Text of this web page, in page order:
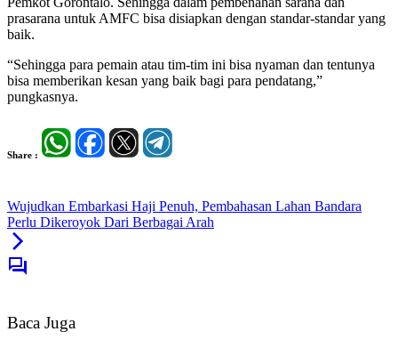
prasarana untuk AMFC bisa disiapkan dengan standar-standar yang
baik.
“Sehingga para pemain atau tim-tim ini bisa nyaman dan tentunya
bisa memberikan kesan yang baik bagi para pendatang,”
pungkasnya.
Share :
Wujudkan Embarkasi Haji Penuh, Pembahasan Lahan Bandara
Perlu Dikeroyok Dari Berbagai Arah
Baca Juga